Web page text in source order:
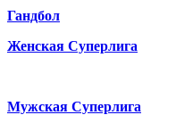
Гандбол
Женская Суперлига
Мужская Суперлига